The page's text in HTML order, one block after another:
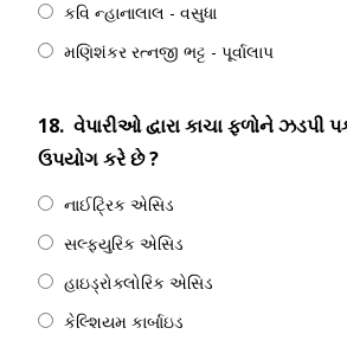
કવિ ન્હાનાલાલ - વસુધા
મણિશંકર રત્નજી ભટ્ટ - પૂર્વાલાપ
18. વેપારીઓ દ્વારા કાચા ફળોને ઝડપી
ઉપયોગ કરે છે ?
નાઈટ્રિક એસિડ
સલ્ફ્યુરિક એસિડ
હાઇડ્રોક્લોરિક એસિડ
કેલ્શિયમ કાર્બાઇડ